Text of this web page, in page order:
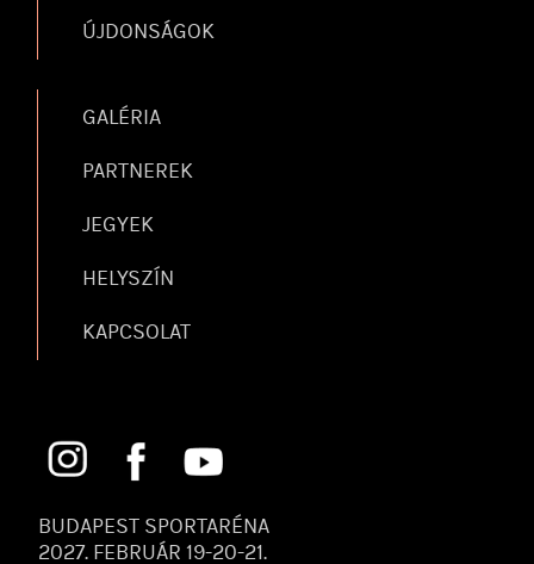
ÚJDONSÁGOK
GALÉRIA
PARTNEREK
JEGYEK
HELYSZÍN
KAPCSOLAT
BUDAPEST SPORTARÉNA
2027. FEBRUÁR 19-20-21.